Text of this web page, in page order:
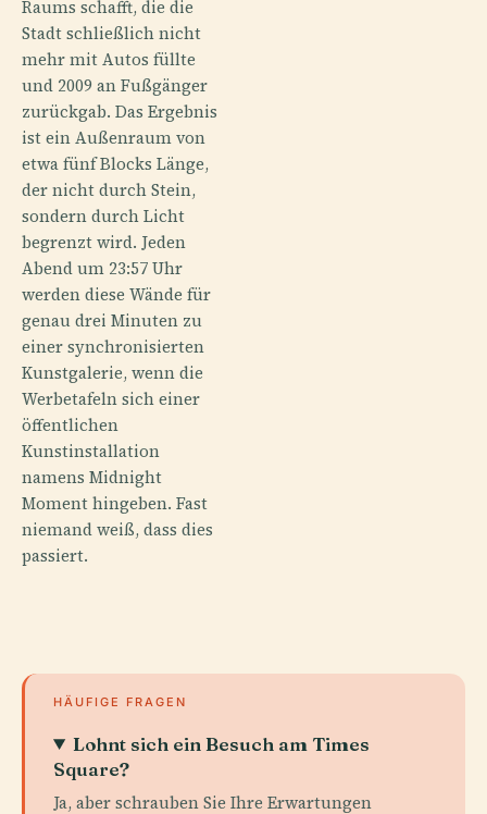
Raums schafft, die die
Stadt schließlich nicht
mehr mit Autos füllte
und 2009 an Fußgänger
zurückgab. Das Ergebnis
ist ein Außenraum von
etwa fünf Blocks Länge,
der nicht durch Stein,
sondern durch Licht
begrenzt wird. Jeden
Abend um 23:57 Uhr
werden diese Wände für
genau drei Minuten zu
einer synchronisierten
Kunstgalerie, wenn die
Werbetafeln sich einer
öffentlichen
Kunstinstallation
namens Midnight
Moment hingeben. Fast
niemand weiß, dass dies
passiert.
HÄUFIGE FRAGEN
Lohnt sich ein Besuch am Times
Square?
Ja, aber schrauben Sie Ihre Erwartungen